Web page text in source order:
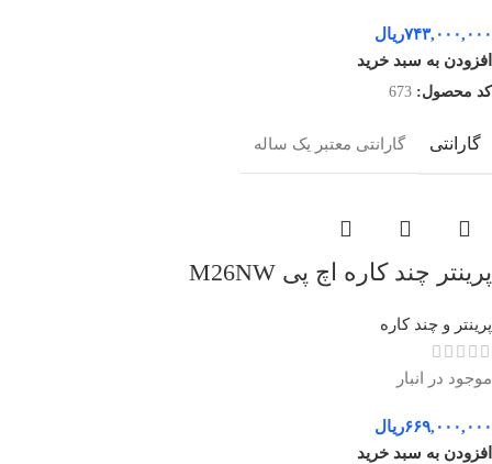
۷۴۳,۰۰۰,۰۰۰ریال
افزودن به سبد خرید
کد محصول: 673
گارانتی گارانتی معتبر یک ساله
پرینتر چند کاره اچ پی M26NW
پرینتر و چند کاره
موجود در انبار
۶۶۹,۰۰۰,۰۰۰ریال
افزودن به سبد خرید